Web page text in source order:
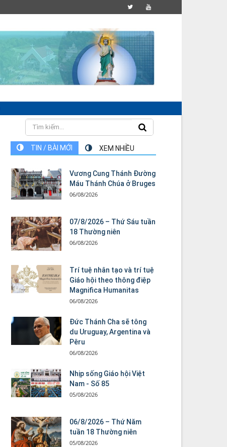
TIN / BÀI MỚI XEM NHIỀU
Vương Cung Thánh Ðường
Máu Thánh Chúa ở Bruges
06/08/2026
07/8/2026 – Thứ Sáu tuần
18 Thường niên
06/08/2026
Trí tuệ nhân tạo và trí tuệ
Giáo hội theo thông điệp
Magnifica Humanitas
06/08/2026
Đức Thánh Cha sẽ tông
du Uruguay, Argentina và
Pêru
06/08/2026
Nhịp sống Giáo hội Việt
Nam - Số 85
05/08/2026
06/8/2026 – Thứ Năm
tuần 18 Thường niên
05/08/2026